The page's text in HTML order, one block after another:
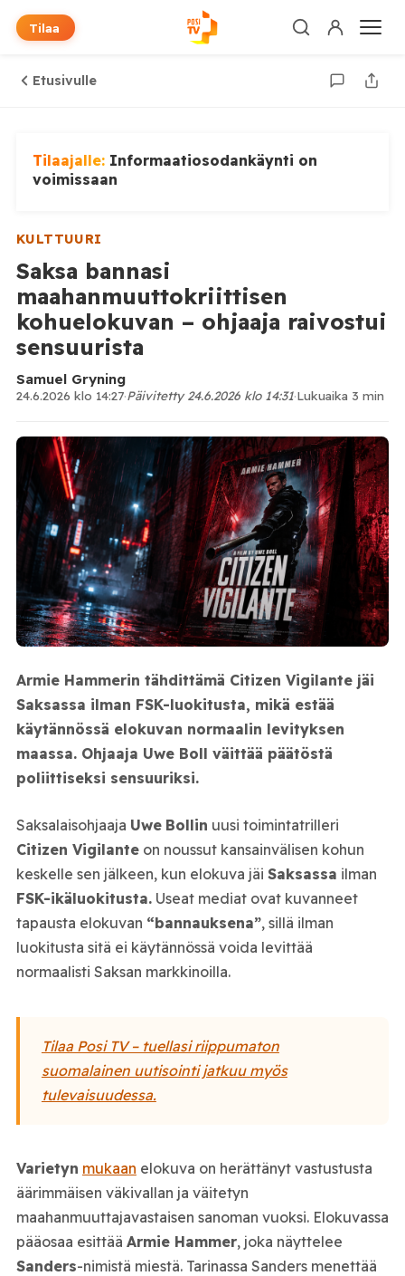
Tilaa
Etusivulle
Tilaajalle: Informaatiosodankäynti on
voimissaan
KULTTUURI
Saksa bannasi
maahanmuuttokriittisen
kohuelokuvan – ohjaaja raivostui
sensuurista
Samuel Gryning
24.6.2026 klo 14:27·Päivitetty 24.6.2026 klo 14:31·Lukuaika 3 min
Armie Hammerin tähdittämä Citizen Vigilantejäi
Saksassa ilman FSK-luokitusta, mikä estää
käytännössä elokuvan normaalin levityksen
maassa. Ohjaaja Uwe Boll väittää päätöstä
poliittiseksi sensuuriksi.
Saksalaisohjaaja Uwe Bollin uusi toimintatrilleri
Citizen Vigilanteon noussut kansainvälisen kohun
keskelle sen jälkeen, kun elokuva jäi Saksassa ilman
FSK-ikäluokitusta.Useat mediat ovat kuvanneet
tapausta elokuvan “bannauksena”, sillä ilman
luokitusta sitä ei käytännössä voida levittää
normaalisti Saksan markkinoilla.
Tilaa Posi TV – tuellasi riippumaton
suomalainen uutisointi jatkuu myös
tulevaisuudessa.
Varietyn mukaan elokuva on herättänyt vastustusta
äärimmäisen väkivallan ja väitetyn
maahanmuuttajavastaisen sanoman vuoksi. Elokuvassa
pääosaa esittää Armie Hammer, joka näyttelee
Sanders-nimistä miestä. Tarinassa Sanders menettää